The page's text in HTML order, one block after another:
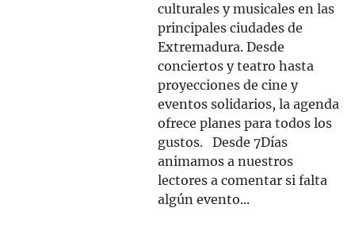
culturales y musicales en las
principales ciudades de
Extremadura. Desde
conciertos y teatro hasta
proyecciones de cine y
eventos solidarios, la agenda
ofrece planes para todos los
gustos. Desde 7Días
animamos a nuestros
lectores a comentar si falta
algún evento...